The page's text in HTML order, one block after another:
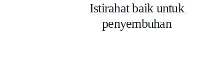
Istirahat baik untuk
penyembuhan